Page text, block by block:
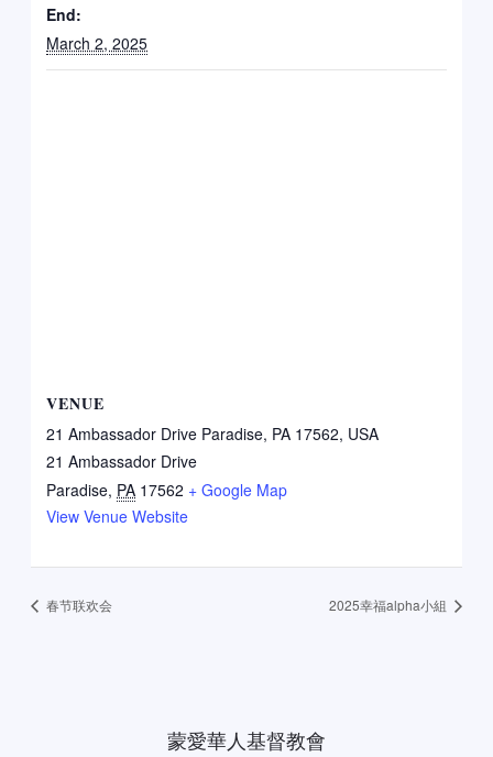
End:
March 2, 2025
VENUE
21 Ambassador Drive Paradise, PA 17562, USA
21 Ambassador Drive
Paradise, PA 17562 + Google Map
View Venue Website
春节联欢会 2025幸福alpha小組
蒙愛華人基督教會